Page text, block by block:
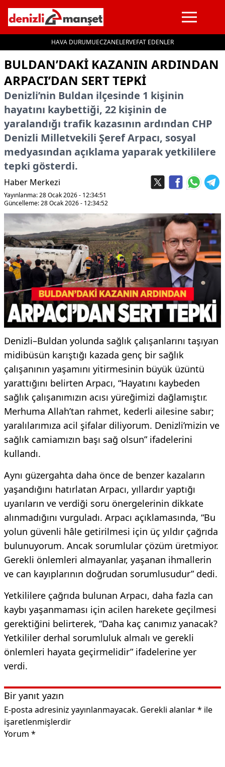
HAVA DURUMUECZANELERVEFAT EDENLER
BULDAN’DAKI KAZANIN ARDINDAN
ARPACI’DAN SERT TEPKI
Denizli’nin Buldan ilçesinde 1 kişinin
hayatını kaybettiği, 22 kişinin de
yaralandığı trafik kazasının ardından CHP
Denizli Milletvekili Şeref Arpacı, sosyal
medyasından açıklama yaparak yetkililere
tepki gösterdi.
Haber Merkezi
Yayınlanma: 28 Ocak 2026 - 12:34:51
Güncelleme: 28 Ocak 2026 - 12:34:52
Denizli–Buldan yolunda sağlık çalışanlarını taşıyan
midibüsün karıştığı kazada genç bir sağlık
çalışanının yaşamını yitirmesinin büyük üzüntü
yarattığını belirten Arpacı, “Hayatını kaybeden
sağlık çalışanımızın acısı yüreğimizi dağlamıştır.
Merhuma Allah’tan rahmet, kederli ailesine sabır;
yaralılarımıza acil şifalar diliyorum. Denizli’mizin ve
sağlık camiamızın başı sağ olsun” ifadelerini
kullandı.
Aynı güzergahta daha önce de benzer kazaların
yaşandığını hatırlatan Arpacı, yıllardır yaptığı
uyarıların ve verdiği soru önergelerinin dikkate
alınmadığını vurguladı. Arpacı açıklamasında, “Bu
yolun güvenli hâle getirilmesi için üç yıldır çağrıda
bulunuyorum. Ancak sorumlular çözüm üretmiyor.
Gerekli önlemleri almayanlar, yaşanan ihmallerin
ve can kayıplarının doğrudan sorumlusudur” dedi.
Yetkililere çağrıda bulunan Arpacı, daha fazla can
kaybı yaşanmaması için acilen harekete geçilmesi
gerektiğini belirterek, “Daha kaç canımız yanacak?
Yetkililer derhal sorumluluk almalı ve gerekli
önlemleri hayata geçirmelidir” ifadelerine yer
verdi.
Bir yanıt yazın
E-posta adresiniz yayınlanmayacak. Gerekli alanlar* ile
işaretlenmişlerdir
Yorum *